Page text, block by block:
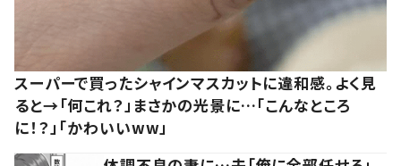
スーパーで買ったシャインマスカットに違和感。よく見
ると→「何これ？」まさかの光景に…「こんなところ
に！？」「かわいいww」